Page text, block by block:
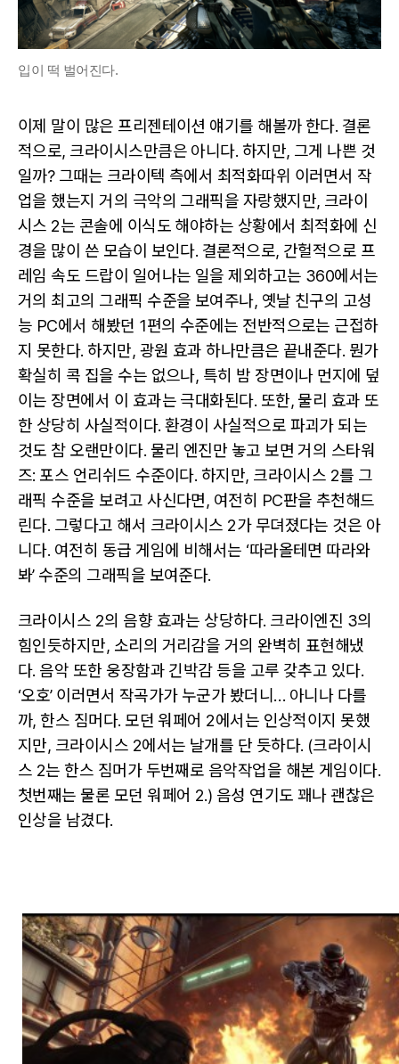
입이 떡 벌어진다.
이제 말이 많은 프리젠테이션 얘기를 해볼까 한다. 결론
적으로, 크라이시스만큼은 아니다. 하지만, 그게 나쁜 것
일까? 그때는 크라이텍 측에서 최적화따위 이러면서 작
업을 했는지 거의 극악의 그래픽을 자랑했지만, 크라이
시스 2는 콘솔에 이식도 해야하는 상황에서 최적화에 신
경을 많이 쓴 모습이 보인다. 결론적으로, 간헐적으로 프
레임 속도 드랍이 일어나는 일을 제외하고는 360에서는
거의 최고의 그래픽 수준을 보여주나, 옛날 친구의 고성
능 PC에서 해봤던 1편의 수준에는 전반적으로는 근접하
지 못한다. 하지만, 광원 효과 하나만큼은 끝내준다. 뭔가
확실히 콕 집을 수는 없으나, 특히 밤 장면이나 먼지에 덮
이는 장면에서 이 효과는 극대화된다. 또한, 물리 효과 또
한 상당히 사실적이다. 환경이 사실적으로 파괴가 되는
것도 참 오랜만이다. 물리 엔진만 놓고 보면 거의 스타워
즈: 포스 언리쉬드 수준이다. 하지만, 크라이시스 2를 그
래픽 수준을 보려고 사신다면, 여전히 PC판을 추천해드
린다. 그렇다고 해서 크라이시스 2가 무뎌졌다는 것은 아
니다. 여전히 동급 게임에 비해서는 ‘따라올테면 따라와
봐’ 수준의 그래픽을 보여준다.
크라이시스 2의 음향 효과는 상당하다. 크라이엔진 3의
힘인듯하지만, 소리의 거리감을 거의 완벽히 표현해냈
다. 음악 또한 웅장함과 긴박감 등을 고루 갖추고 있다.
‘오호’ 이러면서 작곡가가 누군가 봤더니… 아니나 다를
까, 한스 짐머다. 모던 워페어 2에서는 인상적이지 못했
지만, 크라이시스 2에서는 날개를 단 듯하다. (크라이시
스 2는 한스 짐머가 두번째로 음악작업을 해본 게임이다.
첫번째는 물론 모던 워페어 2.) 음성 연기도 꽤나 괜찮은
인상을 남겼다.